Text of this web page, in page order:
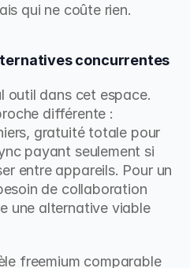
qui ne coûte rien.
concurrentes
outil dans cet espace.
différente :
gratuité totale pour
payant seulement si
entre appareils. Pour un
de collaboration
une alternative viable
freemium comparable